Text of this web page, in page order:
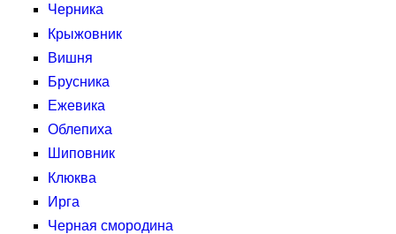
Черника
Крыжовник
Вишня
Брусника
Ежевика
Облепиха
Шиповник
Клюква
Ирга
Черная смородина